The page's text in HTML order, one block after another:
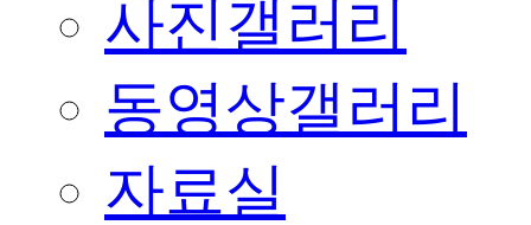
사진갤러리
동영상갤러리
자료실